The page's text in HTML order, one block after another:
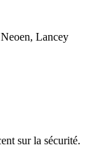
Lancey
sur la sécurité.